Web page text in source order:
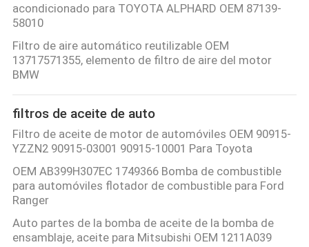
acondicionado para TOYOTA ALPHARD OEM 87139-
58010
Filtro de aire automático reutilizable OEM
13717571355, elemento de filtro de aire del motor
BMW
filtros de aceite de auto
Filtro de aceite de motor de automóviles OEM 90915-
YZZN2 90915-03001 90915-10001 Para Toyota
OEM AB399H307EC 1749366 Bomba de combustible
para automóviles flotador de combustible para Ford
Ranger
Auto partes de la bomba de aceite de la bomba de
ensamblaje, aceite para Mitsubishi OEM 1211A039